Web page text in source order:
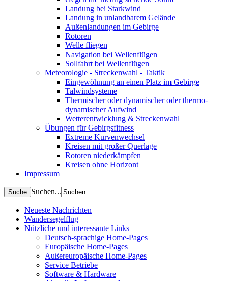
Landung bei Starkwind
Landung in unlandbarem Gelände
Außenlandungen im Gebirge
Rotoren
Welle fliegen
Navigation bei Wellenflügen
Sollfahrt bei Wellenflügen
Meteorologie - Streckenwahl - Taktik
Eingewöhnung an einen Platz im Gebirge
Talwindsysteme
Thermischer oder dynamischer oder thermo-
dynamischer Aufwind
Wetterentwicklung & Streckenwahl
Übungen für Gebirgsfitness
Extreme Kurvenwechsel
Kreisen mit großer Querlage
Rotoren niederkämpfen
Kreisen ohne Horizont
Impressum
Suchen...
Neueste Nachrichten
Wandersegelflug
Nützliche und interessante Links
Deutsch-sprachige Home-Pages
Europäische Home-Pages
Außereuropäische Home-Pages
Service Betriebe
Software & Hardware